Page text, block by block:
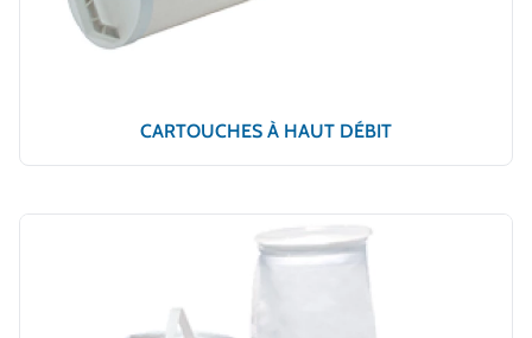
CARTOUCHES À HAUT DÉBIT